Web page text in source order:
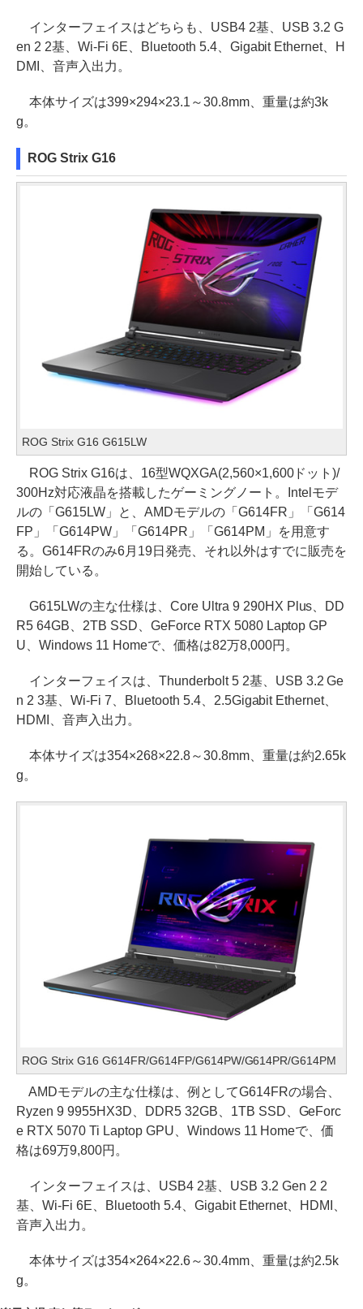
インターフェイスはどちらも、USB4 2基、USB 3.2 G
en 2 2基、Wi-Fi 6E、Bluetooth 5.4、Gigabit Ethernet、H
DMI、音声入出力。
本体サイズは399×294×23.1～30.8mm、重量は約3k
g。
ROG Strix G16
ROG Strix G16 G615LW
ROG Strix G16は、16型WQXGA(2,560×1,600ドット)/
300Hz対応液晶を搭載したゲーミングノート。Intelモデ
ルの「G615LW」と、AMDモデルの「G614FR」「G614
FP」「G614PW」「G614PR」「G614PM」を用意す
る。G614FRのみ6月19日発売、それ以外はすでに販売を
開始している。
G615LWの主な仕様は、Core Ultra 9 290HX Plus、DD
R5 64GB、2TB SSD、GeForce RTX 5080 Laptop GP
U、Windows 11 Homeで、価格は82万8,000円。
インターフェイスは、Thunderbolt 5 2基、USB 3.2 Ge
n 2 3基、Wi-Fi 7、Bluetooth 5.4、2.5Gigabit Ethernet、
HDMI、音声入出力。
本体サイズは354×268×22.8～30.8mm、重量は約2.65k
g。
ROG Strix G16 G614FR/G614FP/G614PW/G614PR/G614PM
AMDモデルの主な仕様は、例としてG614FRの場合、
Ryzen 9 9955HX3D、DDR5 32GB、1TB SSD、GeForc
e RTX 5070 Ti Laptop GPU、Windows 11 Homeで、価
格は69万9,800円。
インターフェイスは、USB4 2基、USB 3.2 Gen 2 2
基、Wi-Fi 6E、Bluetooth 5.4、Gigabit Ethernet、HDMI、
音声入出力。
本体サイズは354×264×22.6～30.4mm、重量は約2.5k
g。